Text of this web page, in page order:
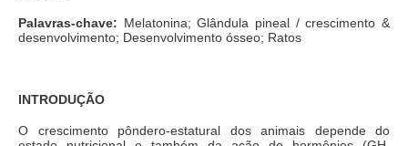
Palavras-chave: Melatonina; Glândula pineal / crescimento &
desenvolvimento; Desenvolvimento ósseo; Ratos
INTRODUÇÃO
O crescimento pôndero-estatural dos animais depende do